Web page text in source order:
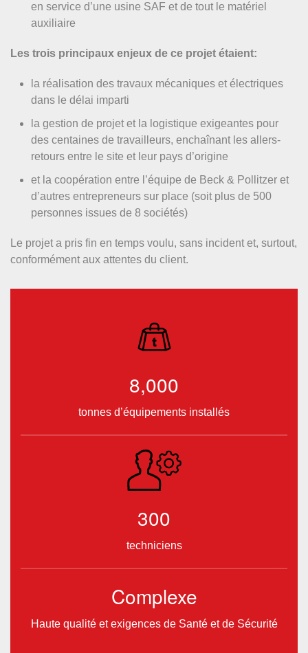
en service d’une usine SAF et de tout le matériel
auxiliaire
Les trois principaux enjeux de ce projet étaient:
la réalisation des travaux mécaniques et électriques
dans le délai imparti
la gestion de projet et la logistique exigeantes pour
des centaines de travailleurs, enchaînant les allers-
retours entre le site et leur pays d’origine
et la coopération entre l’équipe de Beck & Pollitzer et
d’autres entrepreneurs sur place (soit plus de 500
personnes issues de 8 sociétés)
Le projet a pris fin en temps voulu, sans incident et, surtout,
conformément aux attentes du client.
8,000
tonnes d’équipements installés
300
techniciens
Complexe
Haute qualité et exigences de Santé et de Sécurité